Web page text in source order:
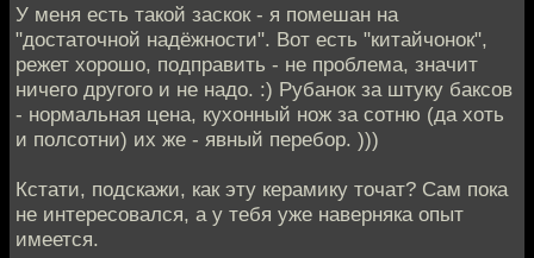
У меня есть такой заскок - я помешан на
"достаточной надёжности". Вот есть "китайчонок",
режет хорошо, подправить - не проблема, значит
ничего другого и не надо. :) Рубанок за штуку баксов
- нормальная цена, кухонный нож за сотню (да хоть
и полсотни) их же - явный перебор. )))
Кстати, подскажи, как эту керамику точат? Сам пока
не интересовался, а у тебя уже наверняка опыт
имеется.